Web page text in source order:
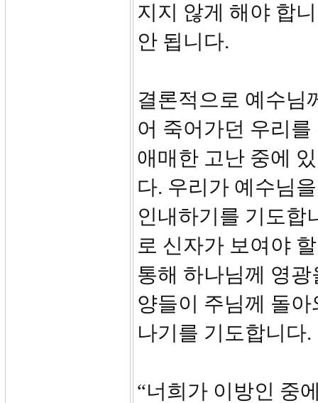
지지 않게 해야 합
안 됩니다.
결론적으로 예수님
어 죽어가던 우리
애매한 고난 중에
다. 우리가 예수님
인내하기를 기도합
로 신자가 보여야
통해 하나님께 영
양들이 주님께 돌
나기를 기도합니다.
“너희가 이방인 중